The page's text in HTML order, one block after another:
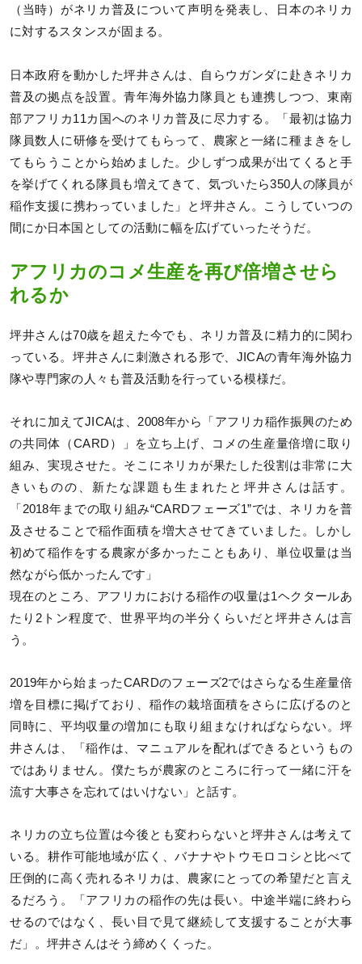
（当時）がネリカ普及について声明を発表し、日本のネリカ
に対するスタンスが固まる。
日本政府を動かした坪井さんは、自らウガンダに赴きネリカ
普及の拠点を設置。青年海外協力隊員とも連携しつつ、東南
部アフリカ11カ国へのネリカ普及に尽力する。「最初は協力
隊員数人に研修を受けてもらって、農家と一緒に種まきをし
てもらうことから始めました。少しずつ成果が出てくると手
を挙げてくれる隊員も増えてきて、気づいたら350人の隊員が
稲作支援に携わっていました」と坪井さん。こうしていつの
間にか日本国としての活動に幅を広げていったそうだ。
アフリカのコメ生産を再び倍増させら
れるか
坪井さんは70歳を超えた今でも、ネリカ普及に精力的に関わ
っている。坪井さんに刺激される形で、JICAの青年海外協力
隊や専門家の人々も普及活動を行っている模様だ。
それに加えてJICAは、2008年から「アフリカ稲作振興のため
の共同体（CARD）」を立ち上げ、コメの生産量倍増に取り
組み、実現させた。そこにネリカが果たした役割は非常に大
きいものの、新たな課題も生まれたと坪井さんは話す。
「2018年までの取り組み“CARDフェーズ1”では、ネリカを普
及させることで稲作面積を増大させてきていました。しかし
初めて稲作をする農家が多かったこともあり、単位収量は当
然ながら低かったんです」
現在のところ、アフリカにおける稲作の収量は1ヘクタールあ
たり2トン程度で、世界平均の半分くらいだと坪井さんは言
う。
2019年から始まったCARDのフェーズ2ではさらなる生産量倍
増を目標に掲げており、稲作の栽培面積をさらに広げるのと
同時に、平均収量の増加にも取り組まなければならない。坪
井さんは、「稲作は、マニュアルを配ればできるというもの
ではありません。僕たちが農家のところに行って一緒に汗を
流す大事さを忘れてはいけない」と話す。
ネリカの立ち位置は今後とも変わらないと坪井さんは考えて
いる。耕作可能地域が広く、バナナやトウモロコシと比べて
圧倒的に高く売れるネリカは、農家にとっての希望だと言え
るだろう。「アフリカの稲作の先は長い。中途半端に終わら
せるのではなく、長い目で見て継続して支援することが大事
だ」。坪井さんはそう締めくくった。